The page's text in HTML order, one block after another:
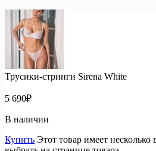
Трусики-стринги Sirena White
5 690₽
В наличии
Купить Этот товар имеет